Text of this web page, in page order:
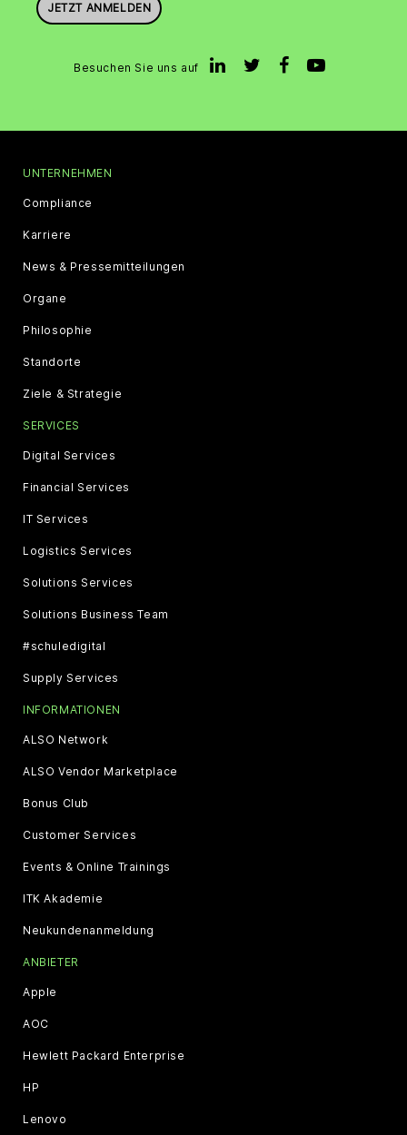
JETZT ANMELDEN
Besuchen Sie uns auf
UNTERNEHMEN
Compliance
Karriere
News & Pressemitteilungen
Organe
Philosophie
Standorte
Ziele & Strategie
SERVICES
Digital Services
Financial Services
IT Services
Logistics Services
Solutions Services
Solutions Business Team
#schuledigital
Supply Services
INFORMATIONEN
ALSO Network
ALSO Vendor Marketplace
Bonus Club
Customer Services
Events & Online Trainings
ITK Akademie
Neukundenanmeldung
ANBIETER
Apple
AOC
Hewlett Packard Enterprise
HP
Lenovo